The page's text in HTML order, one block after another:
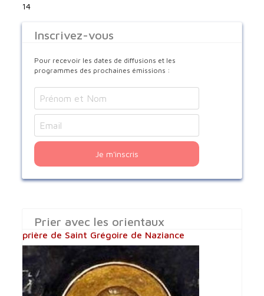
14
Inscrivez-vous
Pour recevoir les dates de diffusions et les
programmes des prochaines émissions :
Je m'inscris
Prier avec les orientaux
prière de Saint Grégoire de Naziance